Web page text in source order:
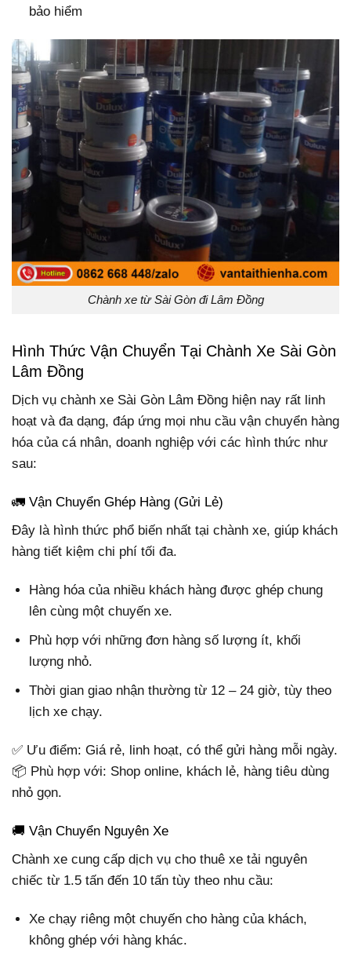
bảo hiểm
Chành xe từ Sài Gòn đi Lâm Đồng
Hình Thức Vận Chuyển Tại Chành Xe Sài Gòn
Lâm Đồng
Dịch vụ chành xe Sài Gòn Lâm Đồng hiện nay rất linh
hoạt và đa dạng, đáp ứng mọi nhu cầu vận chuyển hàng
hóa của cá nhân, doanh nghiệp với các hình thức như
sau:
🚛 Vận Chuyển Ghép Hàng (Gửi Lẻ)
Đây là hình thức phổ biến nhất tại chành xe, giúp khách
hàng tiết kiệm chi phí tối đa.
Hàng hóa của nhiều khách hàng được ghép chung
lên cùng một chuyến xe.
Phù hợp với những đơn hàng số lượng ít, khối
lượng nhỏ.
Thời gian giao nhận thường từ 12 – 24 giờ, tùy theo
lịch xe chạy.
✅ Ưu điểm: Giá rẻ, linh hoạt, có thể gửi hàng mỗi ngày.
📦 Phù hợp với: Shop online, khách lẻ, hàng tiêu dùng
nhỏ gọn.
🚚 Vận Chuyển Nguyên Xe
Chành xe cung cấp dịch vụ cho thuê xe tải nguyên
chiếc từ 1.5 tấn đến 10 tấn tùy theo nhu cầu:
Xe chạy riêng một chuyến cho hàng của khách,
không ghép với hàng khác.